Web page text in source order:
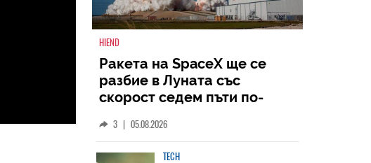
HIEND
Ракета на SpaceX ще се
разбие в Луната със
голяма от скоростта на